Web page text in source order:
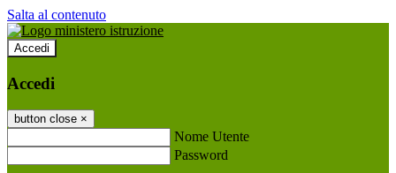
Salta al contenuto
Accedi
Accedi
button close ×
Nome Utente
Password